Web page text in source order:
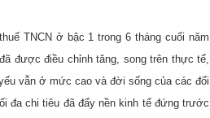
TNCN ở bậc 1 trong 6 tháng cuối năm
được điều chỉnh tăng, song trên thực tế,
vẫn ở mức cao và đời sống của các đối
đa chi tiêu đã đẩy nền kinh tế đứng trước